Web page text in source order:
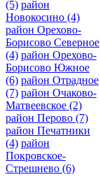
(5) район
Новокосино (4)
район Орехово-
Борисово Северное
(4) район Орехово-
Борисово Южное
(6) район Отрадное
(7) район Очаково-
Матвеевское (2)
район Перово (7)
район Печатники
(4) район
Покровское-
Стрешнево (6)